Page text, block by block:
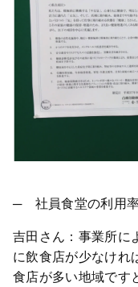
─ 社員食堂の利用率
吉田さん：事業所に
に飲食店が少なけれ
食店が多い地域です